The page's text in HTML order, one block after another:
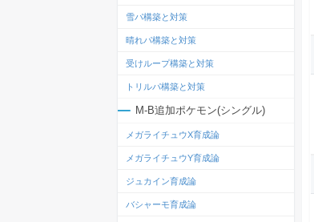
雪パ構築と対策
晴れパ構築と対策
受けループ構築と対策
トリルパ構築と対策
M-B追加ポケモン(シングル)
メガライチュウX育成論
メガライチュウY育成論
ジュカイン育成論
バシャーモ育成論